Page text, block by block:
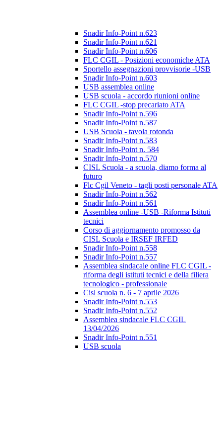
Snadir Info-Point n.623
Snadir Info-Point n.621
Snadir Info-Point n.606
FLC CGIL - Posizioni economiche ATA
Sportello assegnazioni provvisorie -USB
Snadir Info-Point n.603
USB assemblea online
USB scuola - accordo riunioni online
FLC CGIL -stop precariato ATA
Snadir Info-Point n.596
Snadir Info-Point n.587
USB Scuola - tavola rotonda
Snadir Info-Point n.583
Snadir Info-Point n. 584
Snadir Info-Point n.570
CISL Scuola - a scuola, diamo forma al
futuro
Flc Cgil Veneto - tagli posti personale ATA
Snadir Info-Point n.562
Snadir Info-Point n.561
Assemblea online -USB -Riforma Istituti
tecnici
Corso di aggiornamento promosso da
CISL Scuola e IRSEF IRFED
Snadir Info-Point n.558
Snadir Info-Point n.557
Assemblea sindacale online FLC CGIL -
riforma degli istituti tecnici e della filiera
tecnologico - professionale
Cisl scuola n. 6 - 7 aprile 2026
Snadir Info-Point n.553
Snadir Info-Point n.552
Assemblea sindacale FLC CGIL
13/04/2026
Snadir Info-Point n.551
USB scuola